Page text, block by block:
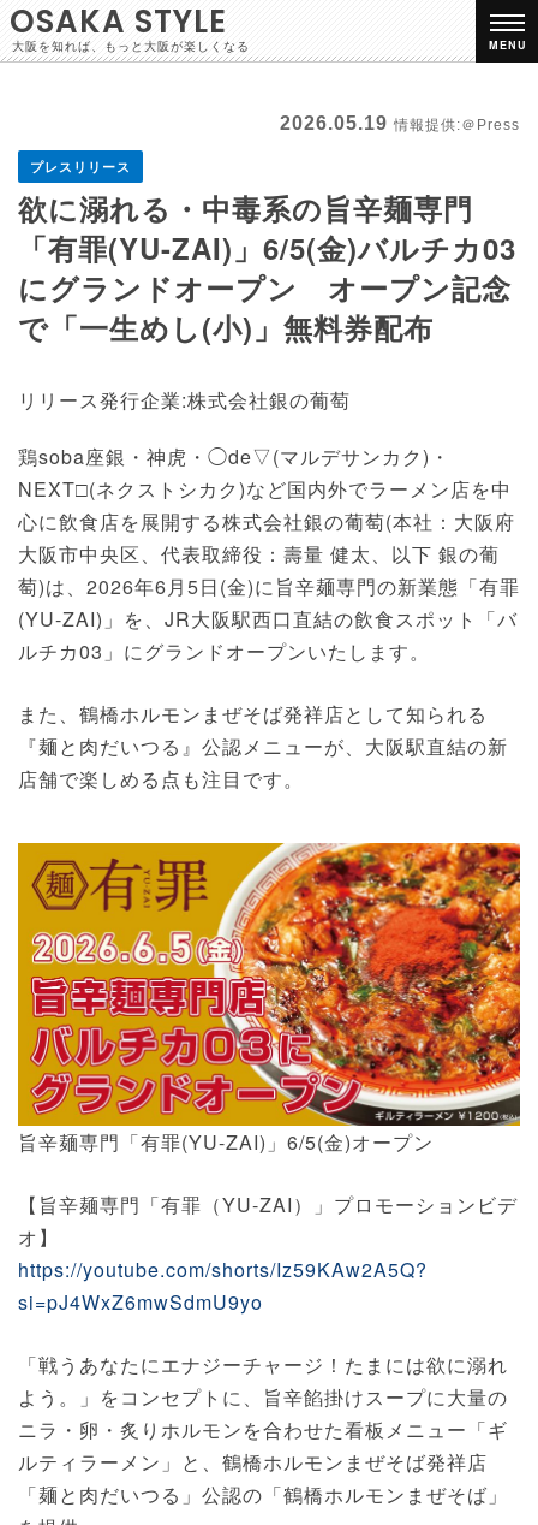
OSAKA STYLE
大阪を知れば、もっと大阪が楽しくなる MENU
2026.05.19 情報提供:＠Press
プレスリリース
欲に溺れる・中毒系の旨辛麺専門
「有罪(YU-ZAI)」6/5(金)バルチカ03
にグランドオープン オープン記念
で「一生めし(小)」無料券配布
リリース発行企業:株式会社銀の葡萄
鶏soba座銀・神虎・◯de▽(マルデサンカク)・
NEXT□(ネクストシカク)など国内外でラーメン店を中
心に飲食店を展開する株式会社銀の葡萄(本社：大阪府
大阪市中央区、代表取締役：壽量 健太、以下 銀の葡
萄)は、2026年6月5日(金)に旨辛麺専門の新業態「有罪
(YU-ZAI)」を、JR大阪駅西口直結の飲食スポット「バ
ルチカ03」にグランドオープンいたします。
また、鶴橋ホルモンまぜそば発祥店として知られる
『麺と肉だいつる』公認メニューが、大阪駅直結の新
店舗で楽しめる点も注目です。
旨辛麺専門「有罪(YU-ZAI)」6/5(金)オープン
【旨辛麺専門「有罪（YU-ZAI）」プロモーションビデ
オ】
https://youtube.com/shorts/Iz59KAw2A5Q?
si=pJ4WxZ6mwSdmU9yo
「戦うあなたにエナジーチャージ！たまには欲に溺れ
よう。」をコンセプトに、旨辛餡掛けスープに大量の
ニラ・卵・炙りホルモンを合わせた看板メニュー「ギ
ルティラーメン」と、鶴橋ホルモンまぜそば発祥店
「麺と肉だいつる」公認の「鶴橋ホルモンまぜそば」